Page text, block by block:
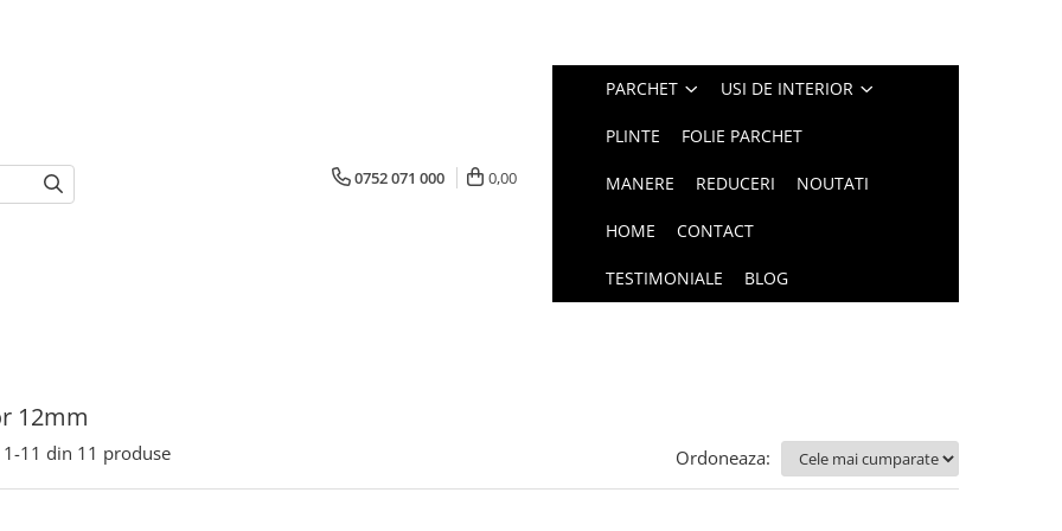
0752 071 000 0,00
PARCHET USI DE INTERIOR
PLINTE FOLIE PARCHET
MANERE REDUCERI NOUTATI
HOME CONTACT
TESTIMONIALE BLOG
12mm
1-11 din 11 produse Ordoneaza: